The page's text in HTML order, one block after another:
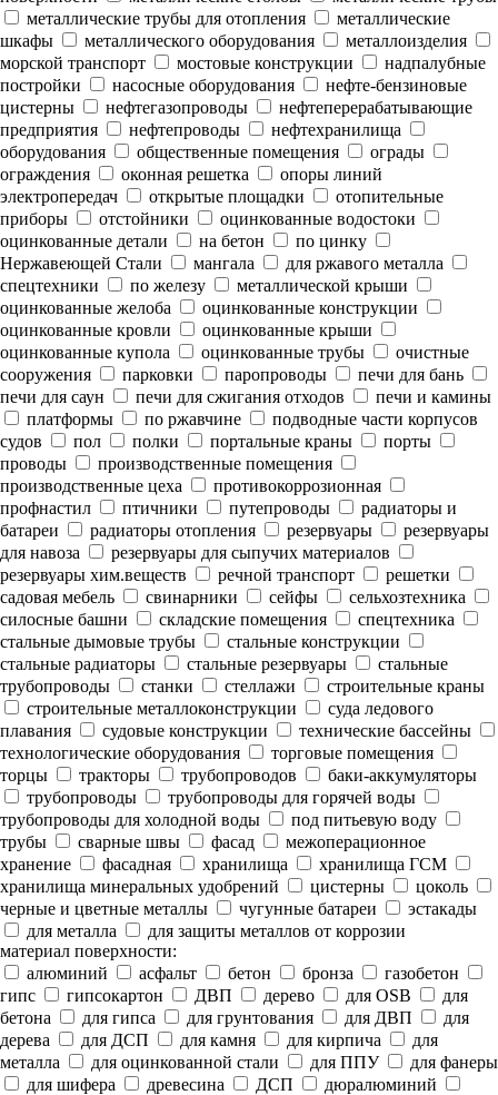
металлические трубы для отопления
металлические
шкафы
металлического оборудования
металлоизделия
морской транспорт
мостовые конструкции
надпалубные
постройки
насосные оборудования
нефте-бензиновые
цистерны
нефтегазопроводы
нефтеперерабатывающие
предприятия
нефтепроводы
нефтехранилища
оборудования
общественные помещения
ограды
ограждения
оконная решетка
опоры линий
электропередач
открытые площадки
отопительные
приборы
отстойники
оцинкованные водостоки
оцинкованные детали
на бетон
по цинку
Нержавеющей Стали
мангала
для ржавого металла
спецтехники
по железу
металлической крыши
оцинкованные желоба
оцинкованные конструкции
оцинкованные кровли
оцинкованные крыши
оцинкованные купола
оцинкованные трубы
очистные
сооружения
парковки паропроводы
печи для бань
печи для саун
печи для сжигания отходов
печи и камины
платформы
по ржавчине
подводные части корпусов
судов
пол полки портальные краны
порты
проводы
производственные помещения
производственные цеха
противокоррозионная
профнастил
птичники путепроводы
радиаторы и
батареи
радиаторы отопления резервуары
резервуары
для навоза
резервуары для сыпучих материалов
резервуары хим.веществ
речной транспорт
решетки
садовая мебель
свинарники сейфы
сельхозтехника
силосные башни
складские помещения
спецтехника
стальные дымовые трубы
стальные конструкции
стальные радиаторы
стальные резервуары
стальные
трубопроводы
станки стеллажи
строительные краны
строительные металлоконструкции
суда ледового
плавания
судовые конструкции
технические бассейны
технологические оборудования
торговые помещения
торцы
тракторы трубопроводов
баки-аккумуляторы
трубопроводы
трубопроводы для горячей воды
трубопроводы для холодной воды
под питьевую воду
трубы
сварные швы фасад
межоперационное
хранение
фасадная хранилища
хранилища ГСМ
хранилища минеральных удобрений
цистерны
цоколь
черные и цветные металлы
чугунные батареи
эстакады
для металла
для защиты металлов от коррозии
материал поверхности:
алюминий
асфальт бетон бронза
газобетон
гипс
гипсокартон ДВП дерево для OSB
для
бетона
для гипса для грунтования для ДВП
для
дерева
для ДСП для камня для кирпича
для
металла
для оцинкованной стали для ППУ
для фанеры
для шифера
древесина ДСП
дюралюминий